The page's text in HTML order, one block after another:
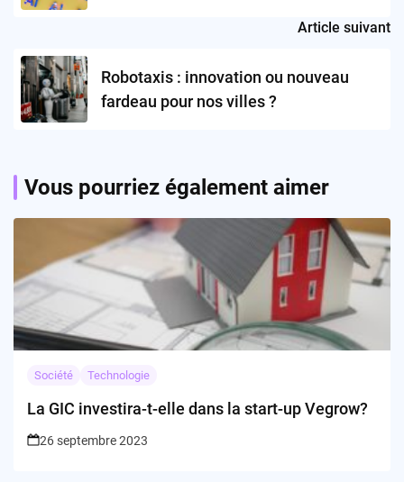
Article suivant
Robotaxis : innovation ou nouveau
fardeau pour nos villes ?
Vous pourriez également aimer
Société Technologie
La GIC investira-t-elle dans la start-up Vegrow?
26 septembre 2023